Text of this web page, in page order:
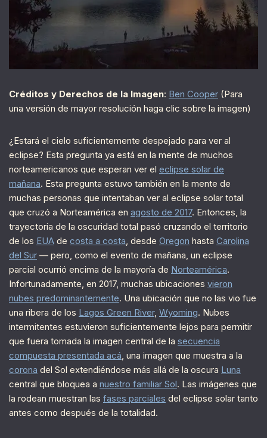
Créditos y Derechos de la Imagen: Ben Cooper (Para
una versión de mayor resolución haga clic sobre la imagen)
¿Estará el cielo suficientemente despejado para ver al
eclipse? Esta pregunta ya está en la mente de muchos
norteamericanos que esperan ver el eclipse solar de
mañana. Esta pregunta estuvo también en la mente de
muchas personas que intentaban ver al eclipse solar total
que cruzó a Norteamérica en agosto de 2017. Entonces, la
trayectoria de la oscuridad total pasó cruzando el territorio
de los EUA de costa a costa , desde Oregon hasta Carolina
del Sur — pero, como el evento de mañana, un eclipse
parcial ocurrió encima de la mayoría de Norteamérica.
Infortunadamente, en 2017, muchas ubicaciones vieron
nubes predominantemente. Una ubicación que no las vio fue
una ribera de los Lagos Green River, Wyoming. Nubes
intermitentes estuvieron suficientemente lejos para permitir
que fuera tomada la imagen central de la secuencia
compuesta presentada acá , una imagen que muestra a la
corona del Sol extendiéndose más allá de la oscura Luna
central que bloquea a nuestro familiar Sol. Las imágenes que
la rodean muestran las fases parciales del eclipse solar tanto
antes como después de la totalidad.